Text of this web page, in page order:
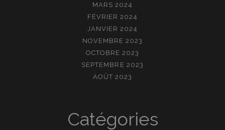
MARS 2024
FÉVRIER 2024
JANVIER 2024
NOVEMBRE 2023
OCTOBRE 2023
SEPTEMBRE 2023
AOÛT 2023
Catégories